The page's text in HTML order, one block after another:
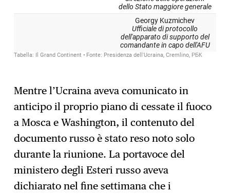
Mentre l’Ucraina aveva comunicato in
anticipo il proprio piano di cessate il fuoco
a Mosca e Washington, il contenuto del
documento russo è stato reso noto solo
durante la riunione. La portavoce del
ministero degli Esteri russo aveva
dichiarato nel fine settimana che i